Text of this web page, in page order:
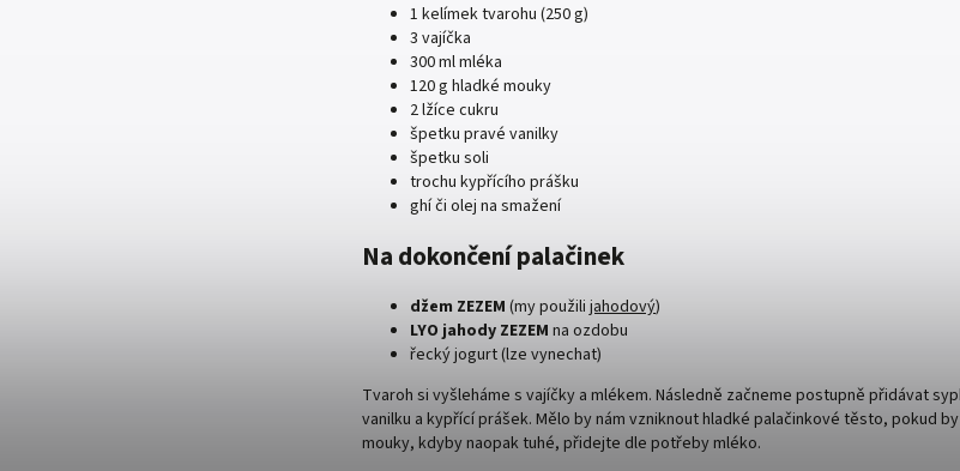
1 kelímek tvarohu (250 g)
3 vajíčka
300 ml mléka
120 g hladké mouky
2 lžíce cukru
špetku pravé vanilky
špetku soli
trochu kypřícího prášku
ghí či olej na smažení
Na dokončení palačinek
džem ZEZEM (my použili jahodový)
LYO jahody ZEZEM na ozdobu
řecký jogurt (lze vynechat)
Tvaroh si vyšleháme s vajíčky a mlékem. Následně začneme postupně přidávat
vanilku a kypřící prášek. Mělo by nám vzniknout hladké palačinkové těsto, pokud
mouky, kdyby naopak tuhé, přidejte dle potřeby mléko.